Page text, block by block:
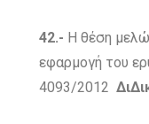
42.- H θέση
εφαρμογή του
4093/2012